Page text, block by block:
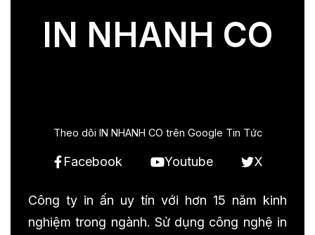
IN NHANH CO
Theo dõi IN NHANH CO trên Google Tin Tức
Facebook Youtube X
Công ty in ấn uy tín với hơn 15 năm kinh
nghiệm trong ngành. Sử dụng công nghệ in